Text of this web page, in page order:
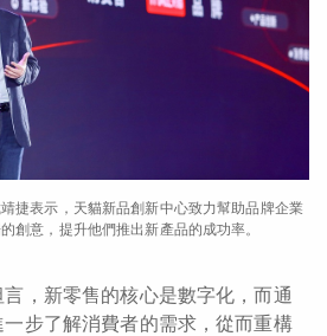
捷表示，天貓新品創新中心致力幫助品牌企業
創意，提升他們推出新產品的成功率。
，新零售的核心是數字化，而通
步了解消費者的需求，從而重構